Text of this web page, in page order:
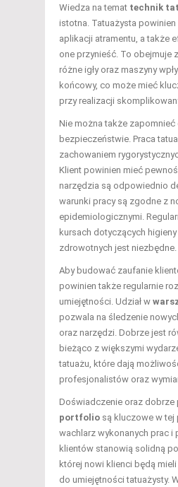
Wiedza na temat technik
istotna. Tatuażysta
aplikacji atramentu, a także
one przynieść. To obejmuje
różne igły oraz maszyny
końcowy, co może mieć
przy realizacji
Nie można także zapomnieć
bezpieczeństwie. Praca
zachowaniem
Klient powinien mieć
narzędzia są odpowiednio
warunki pracy są zgodne z
epidemiologicznymi.
kursach dotyczących
zdrowotnych jest niezbędne.
Aby budować zaufanie
powinien także regularnie
umiejętności. Udział w
pozwala na śledzenie
oraz narzędzi. Dobrze jest
bieżąco z większymi
tatuażu, które dają
profesjonalistów oraz
Doświadczenie oraz dobrze
portfolio są kluczowe w tej
wachlarz wykonanych prac i
klientów stanowią solidną
której nowi klienci będą
do umiejętności tatuażysty.